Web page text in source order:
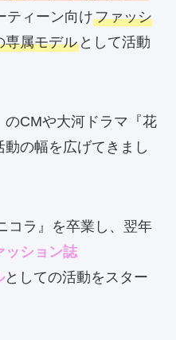
ティーン向けファッシ
属モデルとして活動
CMや大河ドラマ『花
の幅を広げてきまし
コラ』を卒業し、翌年
ッション誌
としての活動をスター